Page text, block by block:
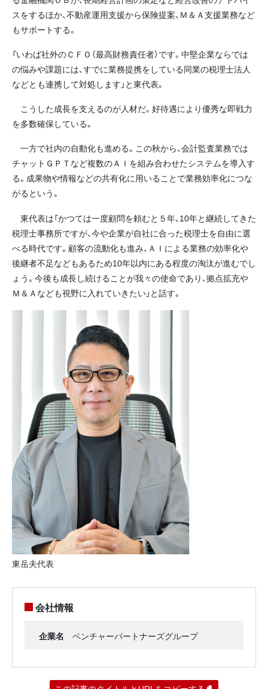
スをするほか、不動産運用支援から保険提案、Ｍ＆Ａ支援業務など
もサポートする。
「いわば社外のＣＦＯ（最高財務責任者）です。中堅企業ならでは
の悩みや課題には、すでに業務提携をしている同業の税理士法人
などとも連携して対処します」と東代表。
こうした成長を支えるのが人材だ。好待遇により優秀な即戦力
を多数確保している。
一方で社内の自動化も進める。この秋から、会計監査業務では
チャットＧＰＴなど複数のＡＩを組み合わせたシステムを導入す
る。成果物や情報などの共有化に用いることで業務効率化につな
がるという。
東代表は「かつては一度顧問を頼むと５年、10年と継続してきた
税理士事務所ですが、今や企業が自社に合った税理士を自由に選
べる時代です。顧客の流動化も進み、ＡＩによる業務の効率化や
後継者不足などもあるため10年以内にある程度の淘汰が進むでし
ょう。今後も成長し続けることが我々の使命であり、拠点拡充や
Ｍ＆Ａなども視野に入れていきたい」と話す。
東岳夫代表
会社情報
企業名 ベンチャーパートナーズグループ